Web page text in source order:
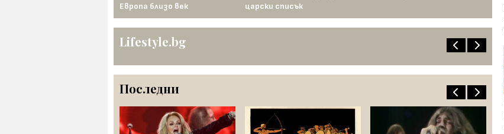
Европа близо век
царски списък
Lifestyle.bg
Последни